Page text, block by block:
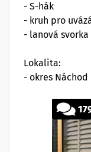
- S-hák
- kruh pro
- lanová svorka
Lokalita:
- okres Náchod